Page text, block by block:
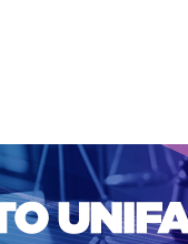
CADASTRO
1 A 100 WEBMAIL